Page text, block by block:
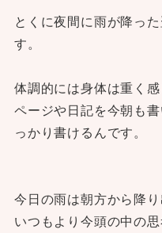
とくに夜間に雨が降っ
す。
体調的には身体は重く
ページや日記を今朝も
っかり書けるんです。
今日の雨は朝方から降
いつもより今頭の中の